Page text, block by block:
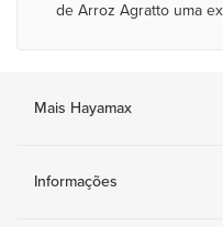
de Arroz Agratto uma
Mais Hayamax
Informações